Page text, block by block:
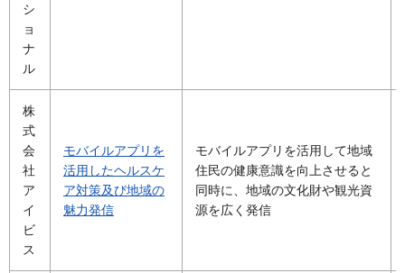
シ
ョ
ナ
ル
株
式
会
社
ア
イ
ビ
ス
モバイルアプリを
活用したヘルスケ
ア対策及び地域の
魅力発信
モバイルアプリを活用して地域
住民の健康意識を向上させると
同時に、地域の文化財や観光資
源を広く発信